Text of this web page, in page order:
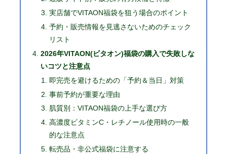
実店舗でVITAON福袋を狙う場合のポイント
予約・販売情報を見逃さないためのチェック
リスト
2026年VITAON(ビタオン)福袋の購入で失敗しな
いコツと注意点
即完売を避けるための「予約＆当日」対策
事前予約が重要な理由
肌質別：VITAON福袋の上手な選び方
高濃度ビタミンC・レチノール使用時の一般
的な注意点
転売品・非公式福袋に注意する